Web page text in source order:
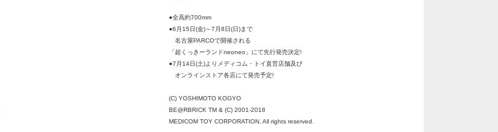
●全高約700mm
●6月15日(金)～7月8日(日)まで
名古屋PARCOで開催される
「超くっきーランドneoneo」にて先行発売決定!
●7月14日(土)よりメディコム・トイ直営店舗及び
オンラインストア各店にて発売予定!
(C) YOSHIMOTO KOGYO
BE@RBRICK TM & (C) 2001-2018
MEDICOM TOY CORPORATION. All rights reserved.